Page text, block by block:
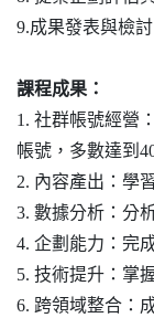
9.成果發表與檢討
課程成果：
1. 社群帳號經營
帳號，多數達到
2. 內容產出：學
3. 數據分析：分
4. 企劃能力：完
5. 技術提升：掌
6. 跨領域整合：